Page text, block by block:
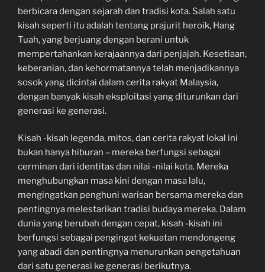
berbicara dengan sejarah dan tradisi kota. Salah satu
kisah seperti itu adalah tentang prajurit heroik, Hang
Tuah, yang berjuang dengan berani untuk
mempertahankan kerajaannya dari penjajah. Kesetiaan,
keberanian, dan kehormatannya telah menjadikannya
sosok yang dicintai dalam cerita rakyat Malaysia,
dengan banyak kisah eksploitasi yang diturunkan dari
generasi ke generasi.
Kisah -kisah legenda, mitos, dan cerita rakyat lokal ini
bukan hanya hiburan – mereka berfungsi sebagai
cerminan dari identitas dan nilai -nilai kota. Mereka
menghubungkan masa kini dengan masa lalu,
mengingatkan penghuni warisan bersama mereka dan
pentingnya melestarikan tradisi budaya mereka. Dalam
dunia yang berubah dengan cepat, kisah -kisah ini
berfungsi sebagai pengingat kekuatan mendongeng
yang abadi dan pentingnya menurunkan pengetahuan
dari satu generasi ke generasi berikutnya.